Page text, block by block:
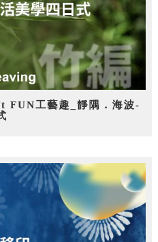
FUN工藝趣_靜隅．海波-